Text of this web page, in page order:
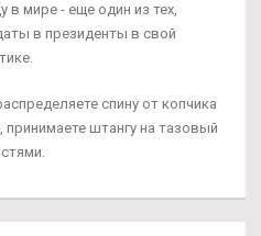
в мире - еще один из тех,
в президенты в свой
спину от копчика
штангу на тазовый